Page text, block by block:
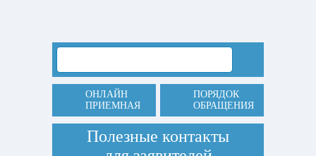
ОНЛАЙН
ПРИЕМНАЯ
ПОРЯДОК
ОБРАЩЕНИЯ
Полезные контакты